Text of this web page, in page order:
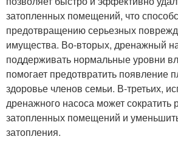
затопленных помещений, что
предотвращению серьезных
имущества. Во-вторых, дренажный
поддерживать нормальные уровни
помогает предотвратить появление
здоровье членов семьи. В-третьих,
дренажного насоса может сократить
затопленных помещений и
затопления.